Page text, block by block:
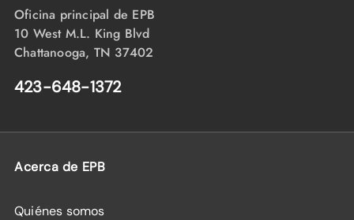
Oficina principal de EPB
10 West M.L. King Blvd
Chattanooga, TN 37402
423-648-1372
Acerca de EPB
Quiénes somos